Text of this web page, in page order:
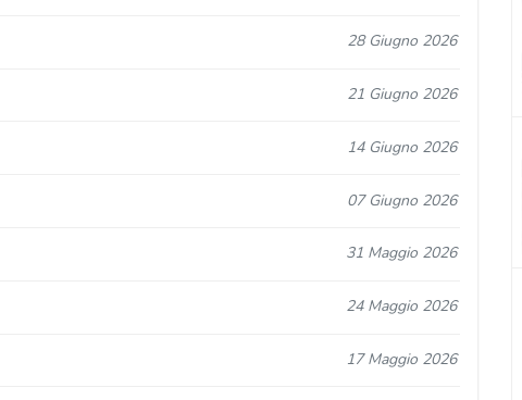
28 Giugno 2026
21 Giugno 2026
14 Giugno 2026
07 Giugno 2026
31 Maggio 2026
24 Maggio 2026
17 Maggio 2026